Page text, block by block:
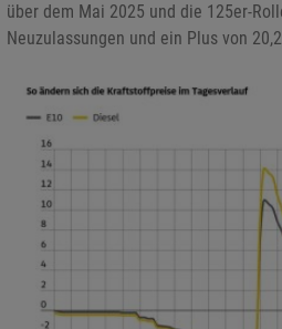
über dem Mai 2025 und die 125er-
Neuzulassungen und ein Plus von